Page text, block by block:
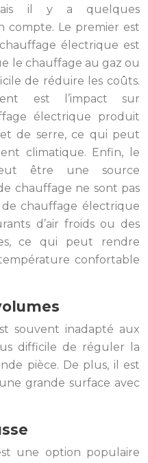
il y a quelques
compte. Le premier est
électrique est
le chauffage au gaz ou
de réduire les coûts.
est l’impact sur
électrique produit
de serre, ce qui peut
climatique. Enfin, le
être une source
chauffage ne sont pas
de chauffage électrique
d’air froids ou des
ce qui peut rendre
confortable
souvent inadapté aux
difficile de réguler la
pièce. De plus, il est
grande surface avec
une option populaire